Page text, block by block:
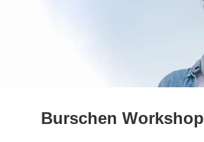
Burschen Workshop